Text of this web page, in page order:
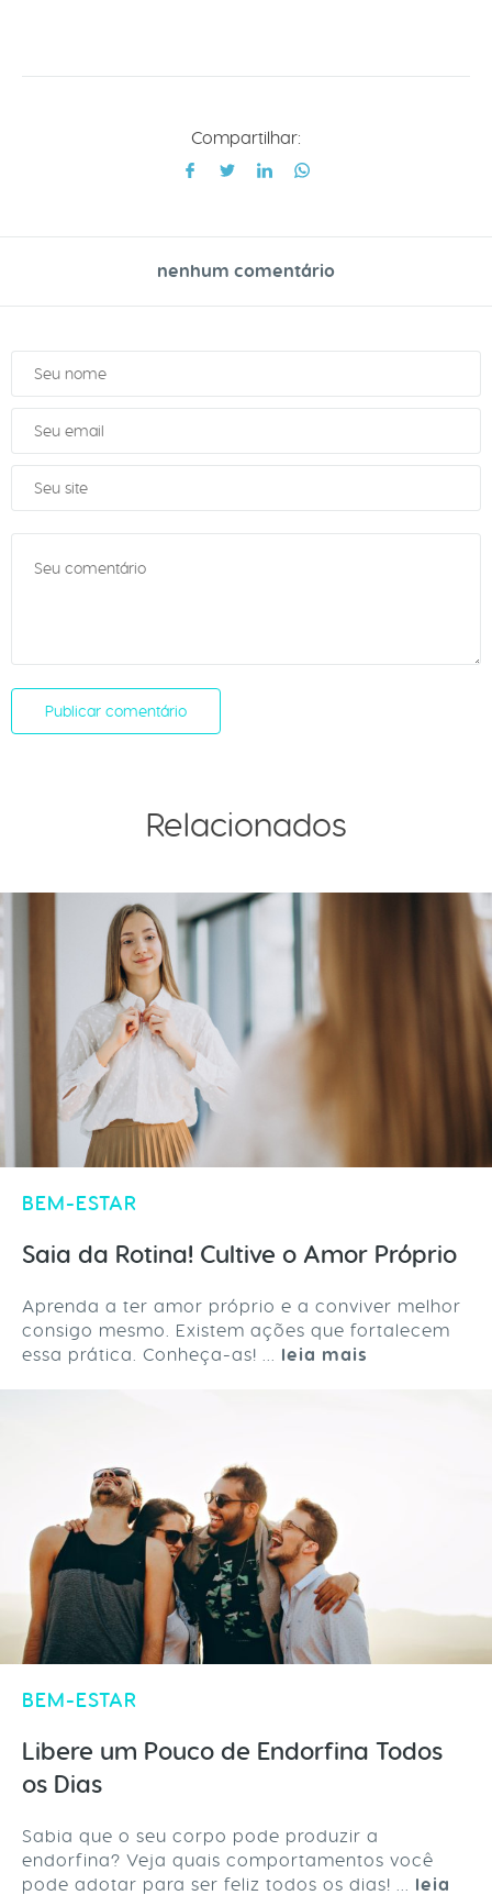
Compartilhar:
nenhum comentário
Relacionados
BEM-ESTAR
Saia da Rotina! Cultive o Amor Próprio
Aprenda a ter amor próprio e a conviver melhor
consigo mesmo. Existem ações que fortalecem
essa prática. Conheça-as! ... leia mais
BEM-ESTAR
Libere um Pouco de Endorfina Todos
os Dias
Sabia que o seu corpo pode produzir a
endorfina? Veja quais comportamentos você
pode adotar para ser feliz todos os dias! ... leia